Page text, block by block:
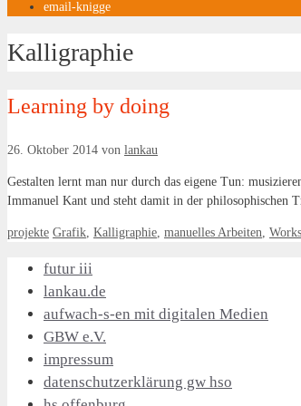
email-knigge
Kalligraphie
Learning by doing
26. Oktober 2014 von lankau
Gestalten lernt man nur durch das eigene Tun:
Immanuel Kant und steht damit in der philosophischen
Kategorien
projekte Schlagwörter
Grafik Kalligraphie manuelles Arbeiten
futur iii
lankau.de
aufwach-s-en mit digitalen Medien
GBW e.V.
impressum
datenschutzerklärung gw hso